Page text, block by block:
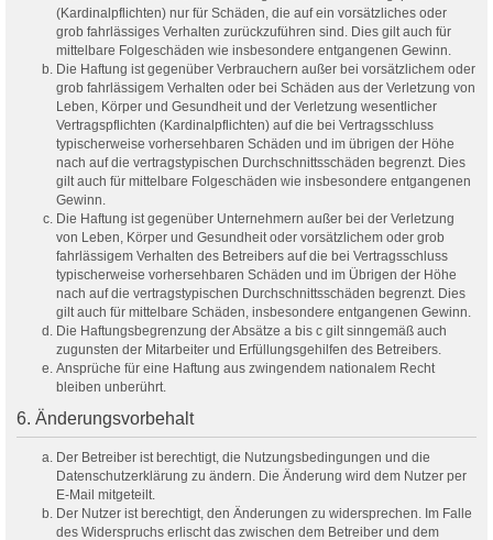
(Kardinalpflichten) nur für Schäden, die auf ein vorsätzliches oder
grob fahrlässiges Verhalten zurückzuführen sind. Dies gilt auch für
mittelbare Folgeschäden wie insbesondere entgangenen Gewinn.
Die Haftung ist gegenüber Verbrauchern außer bei vorsätzlichem oder
grob fahrlässigem Verhalten oder bei Schäden aus der Verletzung von
Leben, Körper und Gesundheit und der Verletzung wesentlicher
Vertragspflichten (Kardinalpflichten) auf die bei Vertragsschluss
typischerweise vorhersehbaren Schäden und im übrigen der Höhe
nach auf die vertragstypischen Durchschnittsschäden begrenzt. Dies
gilt auch für mittelbare Folgeschäden wie insbesondere entgangenen
Gewinn.
Die Haftung ist gegenüber Unternehmern außer bei der Verletzung
von Leben, Körper und Gesundheit oder vorsätzlichem oder grob
fahrlässigem Verhalten des Betreibers auf die bei Vertragsschluss
typischerweise vorhersehbaren Schäden und im Übrigen der Höhe
nach auf die vertragstypischen Durchschnittsschäden begrenzt. Dies
gilt auch für mittelbare Schäden, insbesondere entgangenen Gewinn.
Die Haftungsbegrenzung der Absätze a bis c gilt sinngemäß auch
zugunsten der Mitarbeiter und Erfüllungsgehilfen des Betreibers.
Ansprüche für eine Haftung aus zwingendem nationalem Recht
bleiben unberührt.
6. Änderungsvorbehalt
Der Betreiber ist berechtigt, die Nutzungsbedingungen und die
Datenschutzerklärung zu ändern. Die Änderung wird dem Nutzer per
E-Mail mitgeteilt.
Der Nutzer ist berechtigt, den Änderungen zu widersprechen. Im Falle
des Widerspruchs erlischt das zwischen dem Betreiber und dem